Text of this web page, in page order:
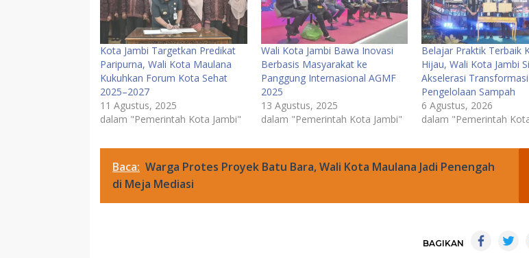
Kota Jambi Targetkan Predikat
Paripurna, Wali Kota Maulana
Kukuhkan Forum Kota Sehat
2025–2027
11 Agustus, 2025
dalam "Pemerintah Kota Jambi"
Wali Kota Jambi Bawa Inovasi
Berbasis Masyarakat ke
Panggung Internasional AGMF
2025
13 Agustus, 2025
dalam "Pemerintah Kota Jambi"
Belajar Praktik Terbaik
Hijau, Wali Kota Jambi
Akselerasi Transformasi
Pengelolaan Sampah
6 Agustus, 2026
dalam "Pemerintah
Baca: Warga Protes Proyek Batu Bara, Wali Kota Maulana Jadi Penengah
di Meja Mediasi
BAGIKAN